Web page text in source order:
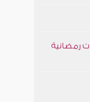
رمضانية